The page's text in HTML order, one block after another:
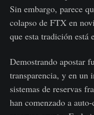
Sin embargo, parece
colapso de FTX en
que esta tradición está
Demostrando apostar
transparencia, y en un
sistemas de reservas
han comenzado a